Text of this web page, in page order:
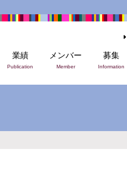
業績
Publication
メンバー
Member
募集
Information